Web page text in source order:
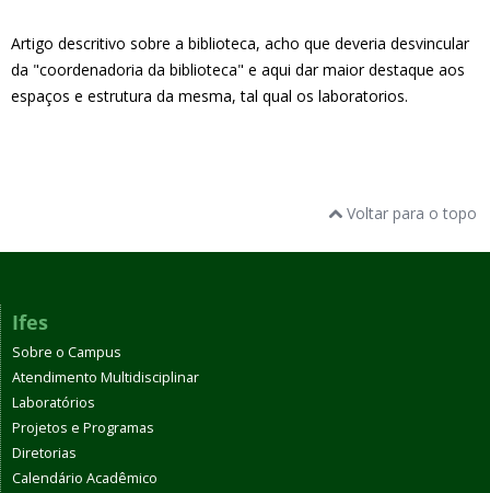
Artigo descritivo sobre a biblioteca, acho que deveria desvincular
da "coordenadoria da biblioteca" e aqui dar maior destaque aos
espaços e estrutura da mesma, tal qual os laboratorios.
Voltar para o topo
Ifes
Sobre o Campus
Atendimento Multidisciplinar
Laboratórios
Projetos e Programas
Diretorias
Calendário Acadêmico